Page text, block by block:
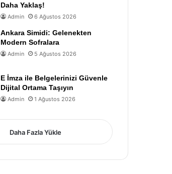
Daha Yaklaş!
Admin 6 Ağustos 2026
Ankara Simidi: Gelenekten
Modern Sofralara
Admin 5 Ağustos 2026
E İmza ile Belgelerinizi Güvenle
Dijital Ortama Taşıyın
Admin 1 Ağustos 2026
Daha Fazla Yükle